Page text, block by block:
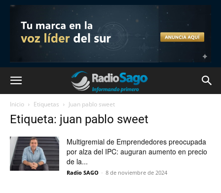
Inicio Etiquetas Juan pablo sweet
Etiqueta: juan pablo sweet
Multigremial de Emprendedores preocupada
por alza del IPC: auguran aumento en precio
de la...
Radio SAGO - 8 de noviembre de 2024